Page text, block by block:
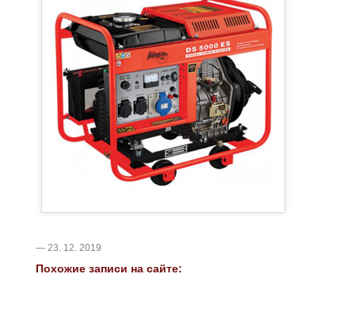
— 23. 12. 2019
Похожие записи на сайте: